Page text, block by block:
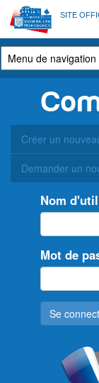
Aller
au
contenu
principal
SITE
Onglets
Créer un
Demander un
Nom
Mot de
Se